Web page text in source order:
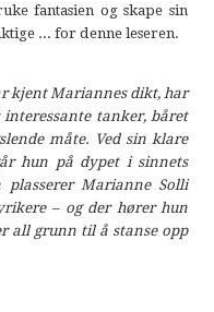
fantasien og skape sin
... for denne leseren.
kjent Mariannes dikt, har
interessante tanker, båret
måte. Ved sin klare
hun på dypet i sinnets
plasserer Marianne Solli
– og der hører hun
all grunn til å stanse opp